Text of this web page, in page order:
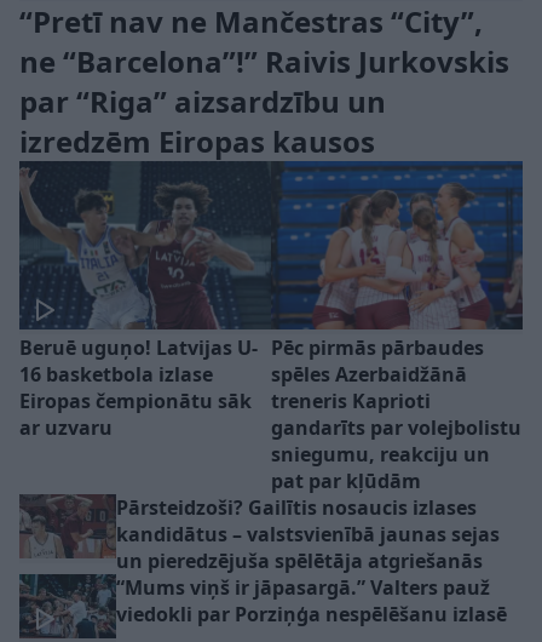
“Pretī nav ne Mančestras “City”,
ne “Barcelona”!” Raivis Jurkovskis
par “Riga” aizsardzību un
izredzēm Eiropas kausos
Beruē uguņo! Latvijas U-
16 basketbola izlase
Eiropas čempionātu sāk
ar uzvaru
Pēc pirmās pārbaudes
spēles Azerbaidžānā
treneris Kaprioti
gandarīts par volejbolistu
sniegumu, reakciju un
pat par kļūdām
Pārsteidzoši? Gailītis nosaucis izlases
kandidātus – valstsvienībā jaunas sejas
un pieredzējuša spēlētāja atgriešanās
“Mums viņš ir jāpasargā.” Valters pauž
viedokli par Porziņģa nespēlēšanu izlasē